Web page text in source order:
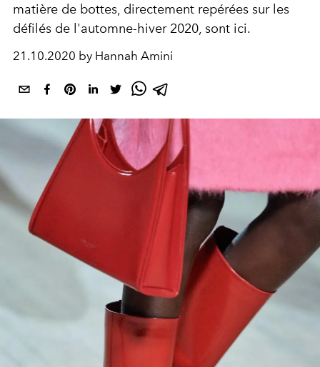
matière de bottes, directement repérées sur les
défilés de l'automne-hiver 2020, sont ici.
21.10.2020 by Hannah Amini